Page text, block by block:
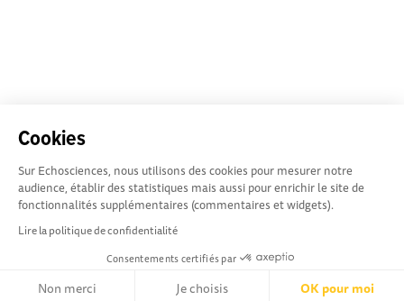
Cookies
Sur Echosciences, nous utilisons des cookies pour mesurer notre
audience, établir des statistiques mais aussi pour enrichir le site de
fonctionnalités supplémentaires (commentaires et widgets).
Lire la politique de confidentialité
Consentements certifiés par
Non merci Je choisis OK pour moi